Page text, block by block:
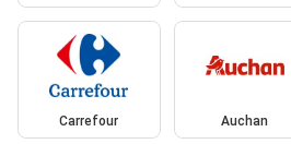
Carrefour Auchan